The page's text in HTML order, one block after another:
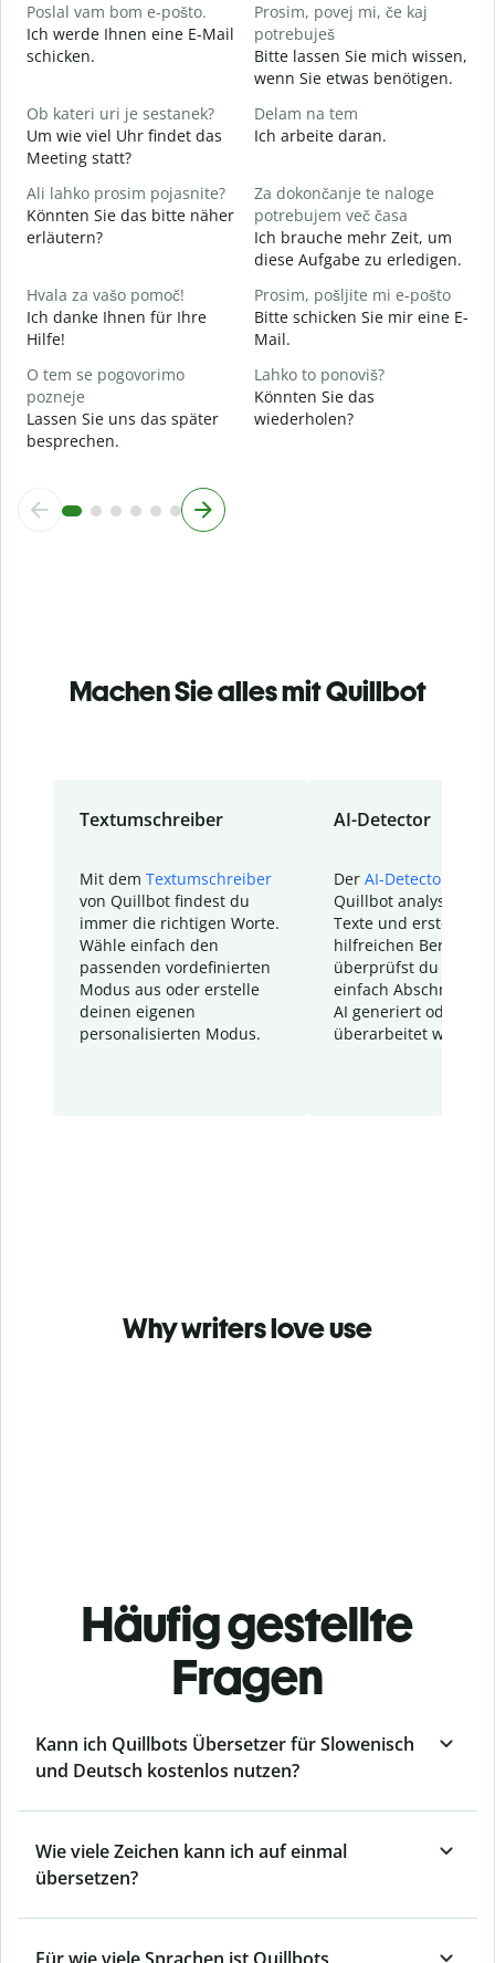
Poslal vam bom e-pošto.
Ich werde Ihnen eine E-Mail
schicken.
Prosim, povej mi, če kaj
potrebuješ
Bitte lassen Sie mich wissen,
wenn Sie etwas benötigen.
Ob kateri uri je sestanek?
Um wie viel Uhr findet das
Meeting statt?
Delam na tem
Ich arbeite daran.
Ali lahko prosim pojasnite?
Könnten Sie das bitte näher
erläutern?
Za dokončanje te naloge
potrebujem več časa
Ich brauche mehr Zeit, um
diese Aufgabe zu erledigen.
Hvala za vašo pomoč!
Ich danke Ihnen für Ihre
Hilfe!
Prosim, pošljite mi e-pošto
Bitte schicken Sie mir eine E-
Mail.
O tem se pogovorimo
pozneje
Lassen Sie uns das später
besprechen.
Lahko to ponoviš?
Könnten Sie das
wiederholen?
Machen Sie alles mit Quillbot
Textumschreiber
Mit dem Textumschreiber
von Quillbot findest du
immer die richtigen Worte.
Wähle einfach den
passenden vordefinierten
Modus aus oder erstelle
deinen eigenen
personalisierten Modus.
AI-Detector
Der AI-Detector
Quillbot analysiert
Texte und erstellt
hilfreichen Bericht.
überprüfst du
einfach Abschnitte,
AI generiert oder
überarbeitet wurden.
Why writers love use
Häufig gestellte
Fragen
Kann ich Quillbots Übersetzer für Slowenisch
und Deutsch kostenlos nutzen?
Wie viele Zeichen kann ich auf einmal
übersetzen?